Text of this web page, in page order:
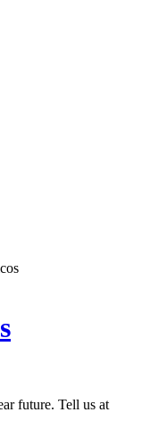
future. Tell us at